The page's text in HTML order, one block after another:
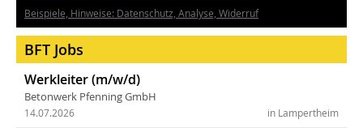
Beispiele, Hinweise: Datenschutz, Analyse, Widerruf
BFT Jobs
Werkleiter (m/w/d)
Betonwerk Pfenning GmbH
in Lampertheim
14.07.2026